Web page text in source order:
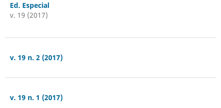
Ed. Especial
v. 19 (2017)
v. 19 n. 2 (2017)
v. 19 n. 1 (2017)